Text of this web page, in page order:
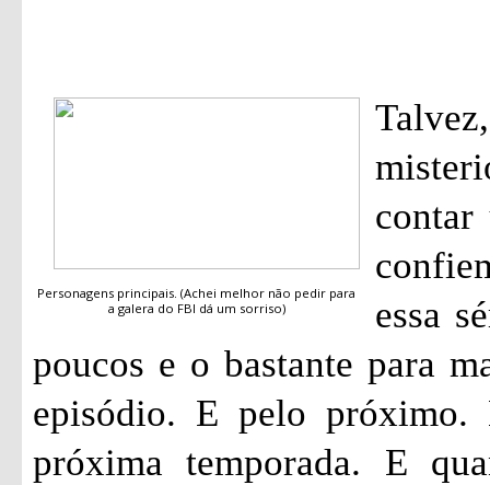
Personagens principais. (Achei melhor não pedir para
a galera do FBI dá um sorriso)
contar
essa
poucos e o bastante para
episódio. E pelo
próxima temporada. E